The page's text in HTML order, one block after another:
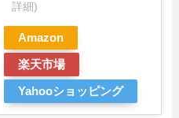
詳細)
Amazon
楽天市場
Yahooショッピング